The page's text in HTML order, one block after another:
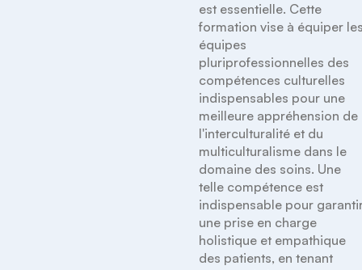
est essentielle. Cette
formation vise à équiper
équipes
pluriprofessionnelles des
compétences culturelles
indispensables pour une
meilleure appréhension de
l'interculturalité et du
multiculturalisme dans le
domaine des soins. Une
telle compétence est
indispensable pour
une prise en charge
holistique et empathique
des patients, en tenant